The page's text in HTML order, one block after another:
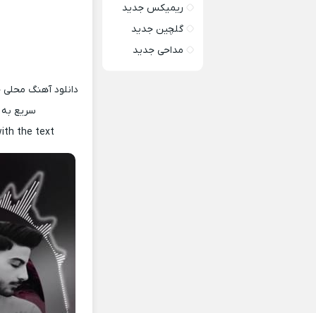
دانلود آهنگ
سریع
the text
ریمیکس جدید
گلچین جدید
مداحی جدید